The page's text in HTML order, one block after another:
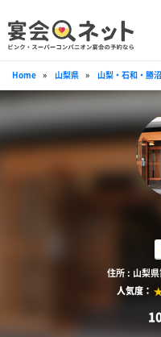
Home » 山梨県 » 山梨・石和・勝
住所 : 山梨
人気度：